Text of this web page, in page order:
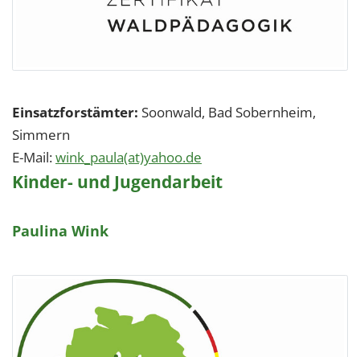
Einsatzforstämter: Soonwald, Bad Sobernheim,
Simmern
E-Mail:wink_paula(at)yahoo.de
Kinder- und Jugendarbeit
Paulina Wink